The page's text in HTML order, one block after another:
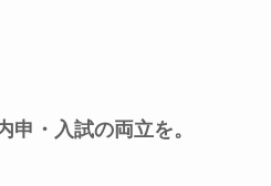
申・入試の両立を。